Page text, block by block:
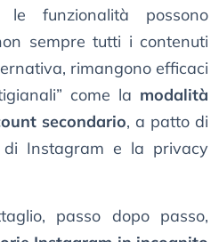
le funzionalità possono
sempre tutti i contenuti
rimangono efficaci
come la modalità
secondario, a patto di
Instagram e la privacy
passo dopo passo,